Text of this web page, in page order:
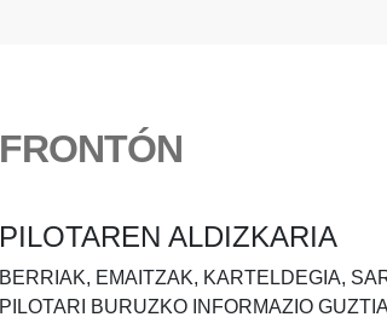
FRONTÓN
PILOTAREN ALDIZKARIA
BERRIAK, EMAITZAK, KARTELDEGIA,
PILOTARI BURUZKO INFORMAZIO GUZTIA